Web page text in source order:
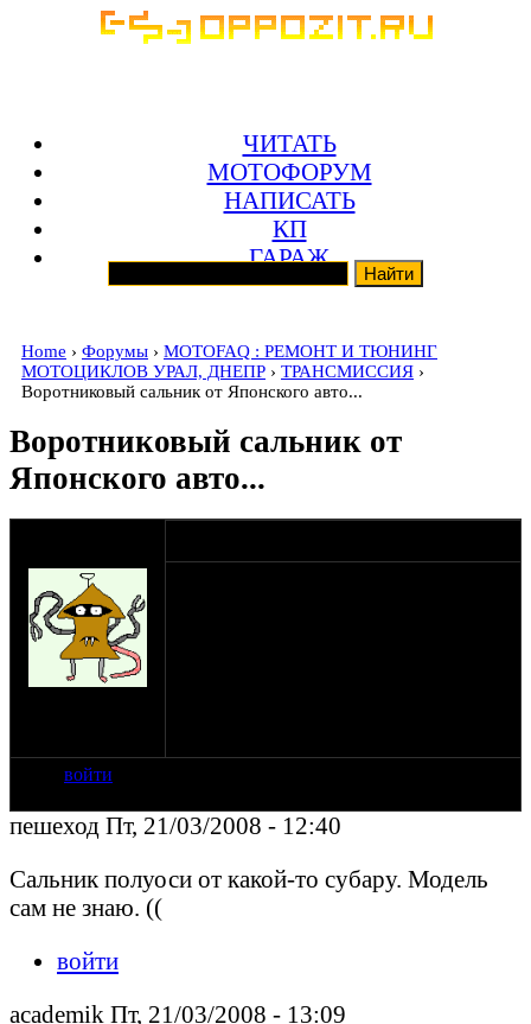
ЧИТАТЬ
МОТОФОРУМ
НАПИСАТЬ
КП
ГАРАЖ
Home › Форумы › MOTOFAQ : РЕМОНТ И ТЮНИНГ
МОТОЦИКЛОВ УРАЛ, ДНЕПР › ТРАНСМИССИЯ ›
Воротниковый сальник от Японского авто...
Воротниковый сальник от
Японского авто...
войти
пешеход Пт, 21/03/2008 - 12:40
Сальник полуоси от какой-то субару. Модель
сам не знаю. ((
войти
academik Пт, 21/03/2008 - 13:09